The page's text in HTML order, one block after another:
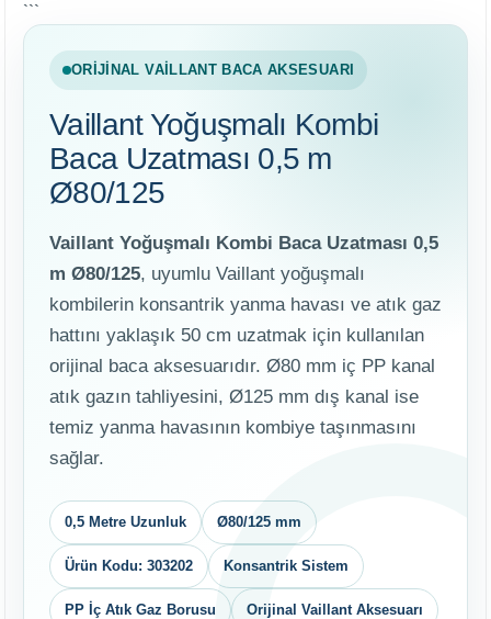
```
ORIJINAL VAILLANT BACA AKSESUARI
Vaillant Yoğuşmalı Kombi
Baca Uzatması 0,5 m
Ø80/125
Vaillant Yoğuşmalı Kombi Baca Uzatması 0,5
m Ø80/125, uyumlu Vaillant yoğuşmalı
kombilerin konsantrik yanma havası ve atık gaz
hattını yaklaşık 50 cm uzatmak için kullanılan
orijinal baca aksesuarıdır. Ø80 mm iç PP kanal
atık gazın tahliyesini, Ø125 mm dış kanal ise
temiz yanma havasının kombiye taşınmasını
sağlar.
0,5 Metre Uzunluk Ø80/125 mm
Ürün Kodu: 303202 Konsantrik Sistem
PP İç Atık Gaz Borusu Orijinal Vaillant Aksesuarı